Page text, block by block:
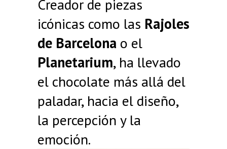
Creador de piezas
icónicas como las Rajoles
de Barcelona o el
Planetarium, ha llevado
el chocolate más allá del
paladar, hacia el diseño,
la percepción y la
emoción.